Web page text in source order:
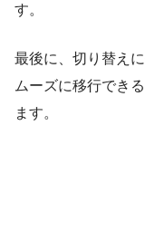
す。
最後に、切り替え
ムーズに移行でき
ます。